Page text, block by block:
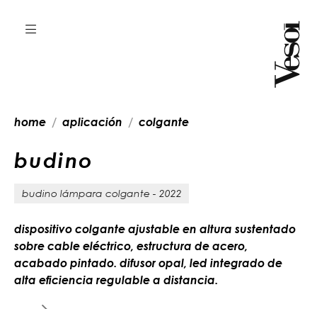
home aplicación colgante
budino
budino lámpara colgante - 2022
dispositivo colgante ajustable en altura sustentado
sobre cable eléctrico, estructura de acero,
acabado pintado. difusor opal, led integrado de
alta eficiencia regulable a distancia.